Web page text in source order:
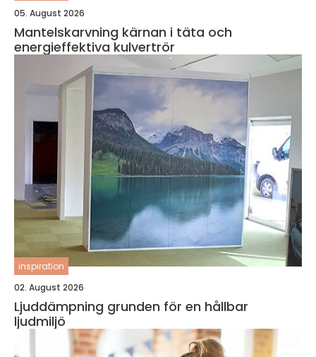
05. August 2026
Mantelskarvning kärnan i täta och
energieffektiva kulvertrör
inspiration
02. August 2026
Ljuddämpning grunden för en hållbar
ljudmiljö